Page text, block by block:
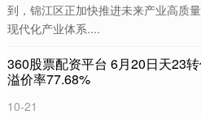
到，锦江区正加快推进未来产业高质
现代化产业体系....
360股票配资平台 6月20日天23
溢价率77.68%
10-21